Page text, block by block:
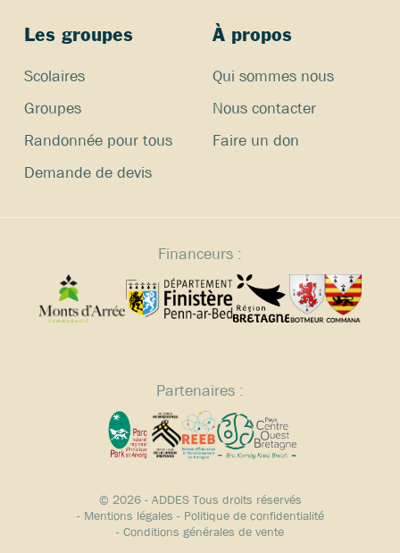
Les groupes
Scolaires
Groupes
Randonnée pour tous
Demande de devis
À propos
Qui sommes nous
Nous contacter
Faire un don
Financeurs :
Partenaires :
© 2026 - ADDES Tous droits réservés
- Mentions légales - Politique de confidentialité
- Conditions générales de vente